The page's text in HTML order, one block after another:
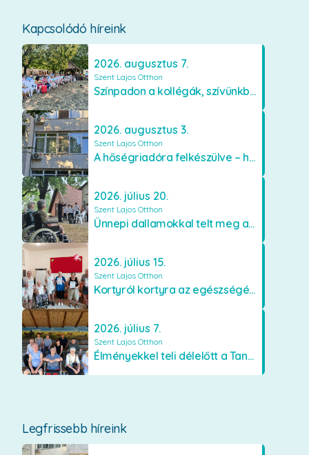
Kapcsolódó híreink
2026. augusztus 7.
Szent Lajos Otthon
Színpadon a kollégák, szívünkben a lakók
2026. augusztus 3.
Szent Lajos Otthon
A hőségriadóra felkészülve – hűsítő fejlesztések a Szent Lajos Otthonban
2026. július 20.
Szent Lajos Otthon
Ünnepi dallamokkal telt meg a Szent Lajos Otthon
2026. július 15.
Szent Lajos Otthon
Kortyról kortyra az egészségért!
2026. július 7.
Szent Lajos Otthon
Élményekkel teli délelőtt a Tanyacsárdában
Legfrissebb híreink